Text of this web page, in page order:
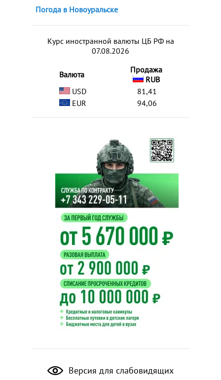
Погода в Новоуральске
Курс иностранной валюты ЦБ РФ на
07.08.2026
Валюта
Продажа
RUB
USD
81,41
EUR
94,06
Версия для слабовидящих